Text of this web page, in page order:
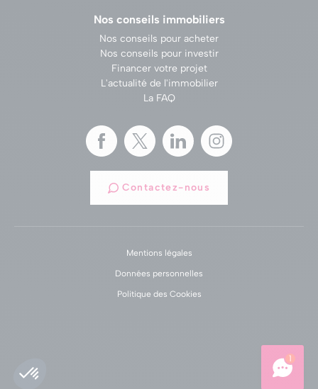
Nos conseils immobiliers
Nos conseils pour acheter
Nos conseils pour investir
Financer votre projet
L'actualité de l'immobilier
La FAQ
Contactez-nous
Mentions légales
Données personnelles
Politique des Cookies
1